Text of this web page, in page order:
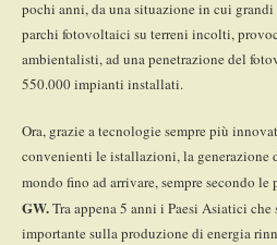
pochi anni, da una situazione in cui
parchi fotovoltaici su terreni incolti,
ambientalisti, ad una penetrazione del
550.000 impianti installati.
Ora, grazie a tecnologie sempre più
convenienti le istallazioni, la generazione
mondo fino ad arrivare, sempre secondo
GW.Tra appena 5 anni i Paesi Asiatici
importante sulla produzione di energia